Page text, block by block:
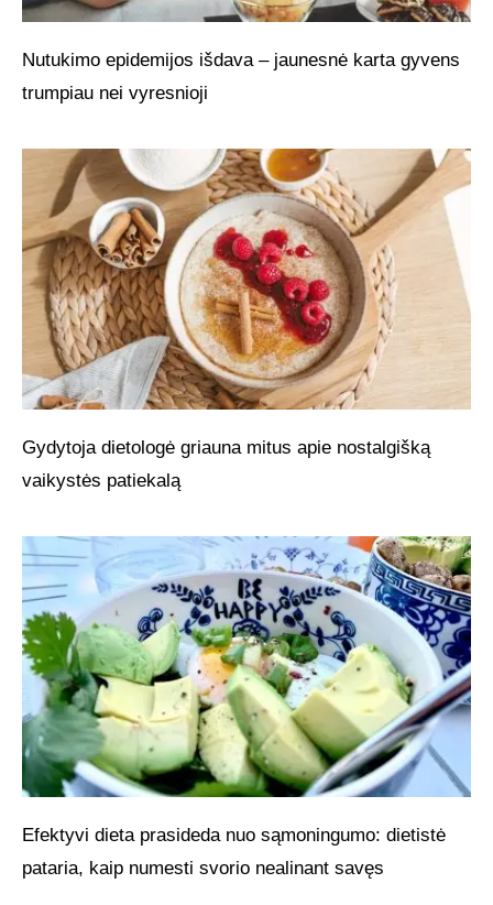
Nutukimo epidemijos išdava – jaunesnė karta gyvens
trumpiau nei vyresnioji
Gydytoja dietologė griauna mitus apie nostalgišką
vaikystės patiekalą
Efektyvi dieta prasideda nuo sąmoningumo: dietistė
pataria, kaip numesti svorio nealinant savęs